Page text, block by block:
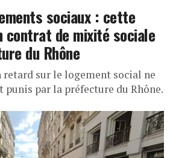
sociaux : cette
contrat de mixité sociale
du Rhône
retard sur le logement social ne
punis par la préfecture du Rhône.